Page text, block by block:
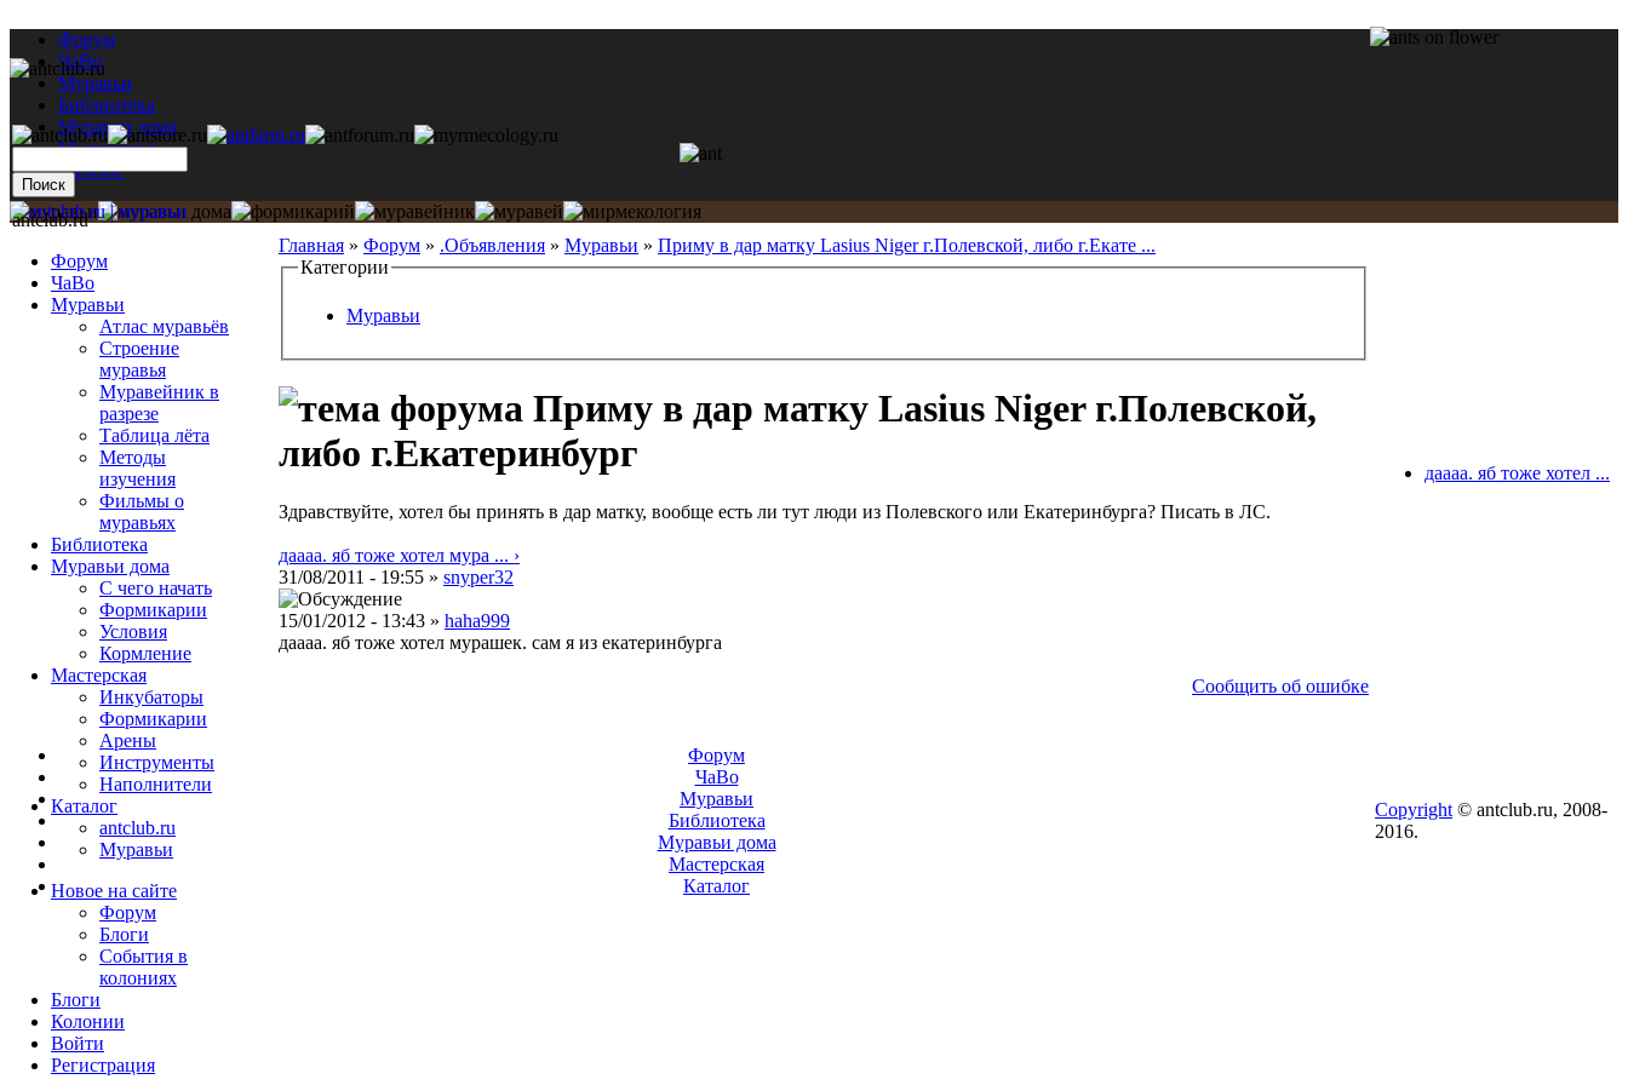
Форум
ЧаВо
Муравьи
Библиотека
Муравьи дома
Мастерская
Каталог
Главная » Форум » .Объявления » Муравьи » Приму в дар матку Lasius Niger г.Полевской, либо г.Екате ...
Категории
Муравьи
Приму в дар матку Lasius Niger г.Полевской,
либо г.Екатеринбург
Здравствуйте, хотел бы принять в дар матку, вообще есть ли тут люди из Полевского или Екатеринбурга? Писать в ЛС.
даааа. яб тоже хотел мура ... ›
31/08/2011 - 19:55 » snyper32
15/01/2012 - 13:43 » haha999
даааа. яб тоже хотел мурашек. сам я из екатеринбурга
Сообщить об ошибке
antclub.ru
Форум
ЧаВо
Муравьи
Атлас муравьёв
Строение
муравья
Муравейник в
разрезе
Таблица лёта
Методы
изучения
Фильмы о
муравьях
Библиотека
Муравьи дома
С чего начать
Формикарии
Условия
Кормление
Мастерская
Инкубаторы
Формикарии
Арены
Инструменты
Наполнители
Каталог
antclub.ru
Муравьи
Новое на сайте
Форум
Блоги
События в
колониях
Блоги
Колонии
Войти
Peгиcтpaция
даааа. яб тоже хотел ...
Форум
ЧаВо
Муравьи
Библиотека
Муравьи дома
Мастерская
Каталог
Copyright © antclub.ru, 2008-
2016.